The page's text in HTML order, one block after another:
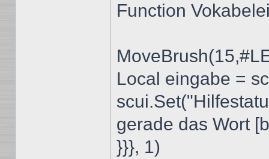
Function
Local eingabe =
gerade das Wort
}}}, 1)